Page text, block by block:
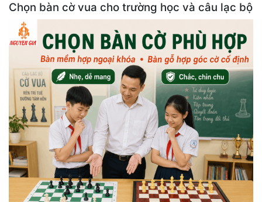
Chọn bàn cờ vua cho trường học và câu lạc bộ